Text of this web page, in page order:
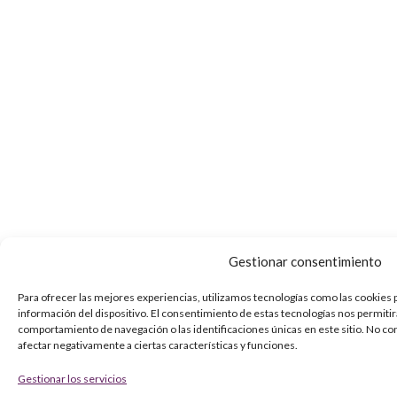
Gestionar consentimiento
Para ofrecer las mejores experiencias, utilizamos tecnologías como las cookies
información del dispositivo. El consentimiento de estas tecnologías nos
comportamiento de navegación o las identificaciones únicas en este sitio. No
afectar negativamente a ciertas características y funciones.
Gestionar los servicios